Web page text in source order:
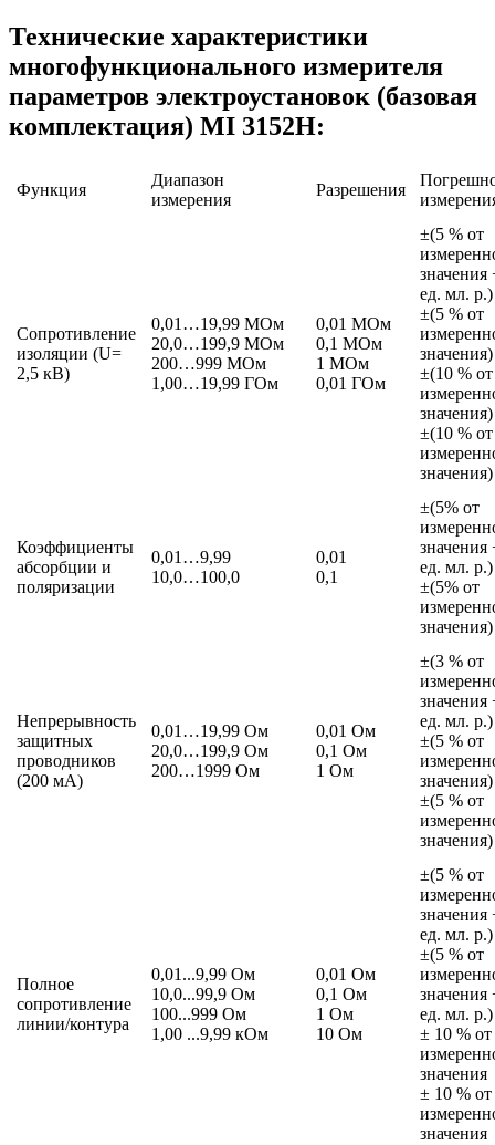
Технические характеристики
многофункционального измерителя
параметров электроустановок (базовая
комплектация) MI 3152H:
Функция
Диапазон
измерения
Разрешения
Сопротивление
изоляции (U=
2,5 кВ)
0,01…19,99 МОм
20,0…199,9 МОм
200…999 МОм
1,00…19,99 ГОм
0,01 МОм
0,1 МОм
1 МОм
0,01 ГОм
±(5 % от
значения
ед. мл. р.)
±(5 % от
значения)
±(10 % от
значения)
±(10 % от
значения)
Коэффициенты
абсорбции и
поляризации
0,01…9,99
10,0…100,0
0,01
0,1
±(5% от
значения
ед. мл. р.)
±(5% от
значения)
Непрерывность
защитных
проводников
(200 мА)
0,01…19,99 Ом
20,0…199,9 Ом
200…1999 Ом
0,01 Ом
0,1 Ом
1 Ом
±(3 % от
значения
ед. мл. р.)
±(5 % от
значения)
±(5 % от
значения)
Полное
сопротивление
линии/контура
0,01...9,99 Ом
10,0...99,9 Ом
100...999 Ом
1,00 ...9,99 кОм
0,01 Ом
0,1 Ом
1 Ом
10 Ом
±(5 % от
значения
ед. мл. р.)
±(5 % от
значения
ед. мл. р.)
± 10 % от
значения
± 10 % от
значения